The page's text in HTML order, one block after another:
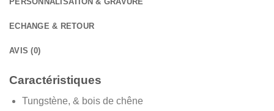
ECHANGE & RETOUR
AVIS (0)
Caractéristiques
Tungstène, & bois de chêne